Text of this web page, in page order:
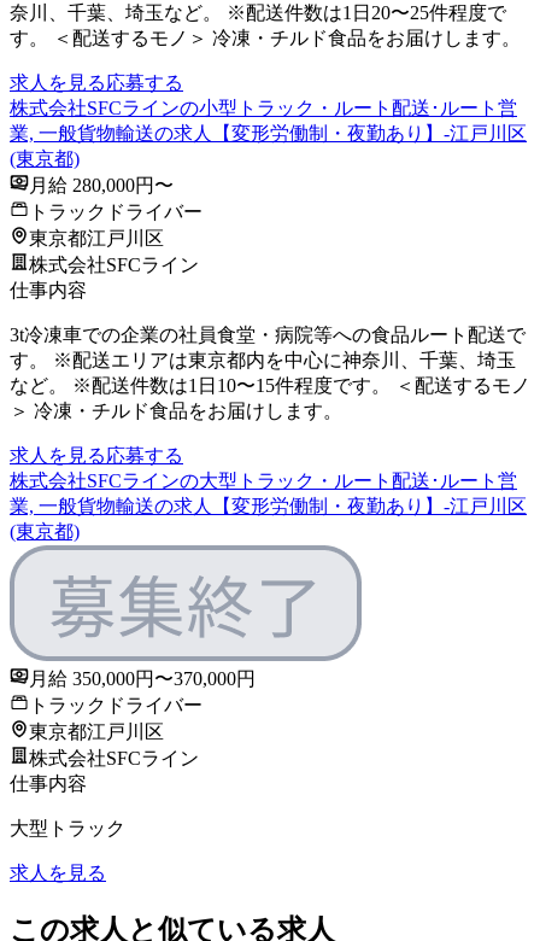
奈川、千葉、埼玉など。 ※配送件数は1日20〜25件程度で
す。 ＜配送するモノ＞ 冷凍・チルド食品をお届けします。
求人を見る応募する
株式会社SFCラインの小型トラック・ルート配送･ルート営
業, 一般貨物輸送の求人【変形労働制・夜勤あり】-江戸川区
(東京都)
月給 280,000円〜
トラックドライバー
東京都江戸川区
株式会社SFCライン
仕事内容
3t冷凍車での企業の社員食堂・病院等への食品ルート配送で
す。 ※配送エリアは東京都内を中心に神奈川、千葉、埼玉
など。 ※配送件数は1日10〜15件程度です。 ＜配送するモノ
＞ 冷凍・チルド食品をお届けします。
求人を見る応募する
株式会社SFCラインの大型トラック・ルート配送･ルート営
業, 一般貨物輸送の求人【変形労働制・夜勤あり】-江戸川区
(東京都)
月給 350,000円〜370,000円
トラックドライバー
東京都江戸川区
株式会社SFCライン
仕事内容
大型トラック
求人を見る
この求人と似ている求人